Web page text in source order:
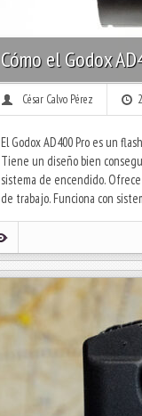
Cómo el Godox
César Calvo Pérez
El Godox AD400 Pro es un
Tiene un diseño bien
sistema de encendido.
de trabajo. Funciona con